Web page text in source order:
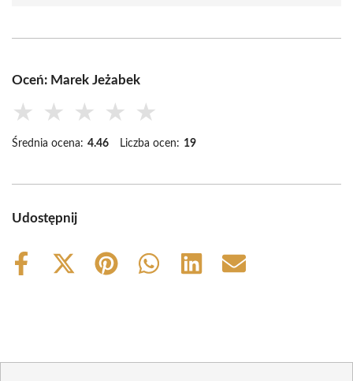
Oceń: Marek Jeżabek
★ ★ ★ ★ ★
Średnia ocena: 4.46 Liczba ocen: 19
Udostępnij
Share
Share
Share
Share
Share
Share